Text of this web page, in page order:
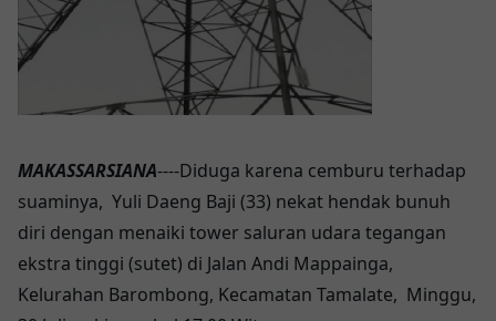
MAKASSARSIANA----Diduga karena cemburu terhadap
suaminya, Yuli Daeng Baji (33) nekat hendak bunuh
diri dengan menaiki tower saluran udara tegangan
ekstra tinggi (sutet) di Jalan Andi Mappainga,
Kelurahan Barombong, Kecamatan Tamalate, Minggu,